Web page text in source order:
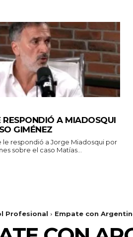
RESPONDIÓ A MIADOSQUI
GIMÉNEZ
le respondió a Jorge Miadosqui por
sobre el caso Matías...